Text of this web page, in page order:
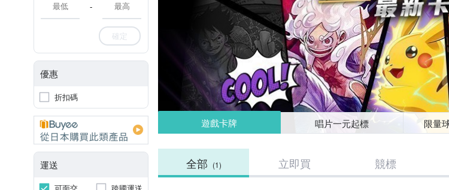
-
確定
優惠
折扣碼
運送
遊戲卡牌 唱片一元起標 限量
全部 (1) 立即買 競標